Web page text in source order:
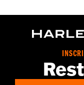
Sold In Units:Each
1 year
d.com/warrantyfor full